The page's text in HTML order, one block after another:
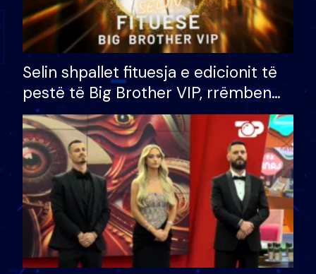
Selin shpallet fituesja e edicionit të
pestë të Big Brother VIP, rrëmben
çmimin e madh prej 100 mijë eurosh